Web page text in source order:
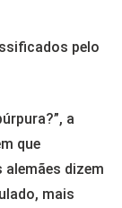
pelo
a
que
dizem
mais